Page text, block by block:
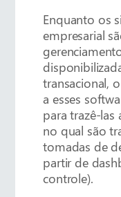
Enquanto os
empresarial
transacional,
a esses
para trazê-
no qual são
tomadas de
partir de
controle).